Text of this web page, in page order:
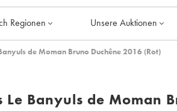
Regionen Unsere Auktionen
de Moman Bruno Duchêne 2016 (Rot)
Le Banyuls de Moman